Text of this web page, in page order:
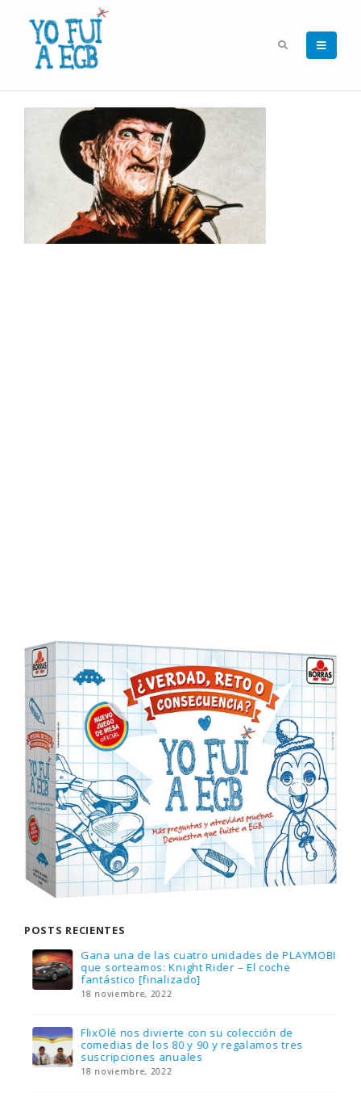
POSTS RECIENTES
Gana una de las cuatro unidades de PLAYMOBIL
que sorteamos: Knight Rider – El coche
fantástico [finalizado]
18 noviembre, 2022
FlixOlé nos divierte con su colección de
comedias de los 80 y 90 y regalamos tres
suscripciones anuales
18 noviembre, 2022